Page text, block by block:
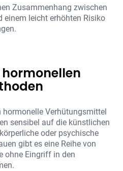
Zusammenhang zwischen
einem leicht erhöhten Risiko
Verhütungsmittel
sensibel auf die künstlichen
oder psychische
gibt es eine Reihe von
ohne Eingriff in den